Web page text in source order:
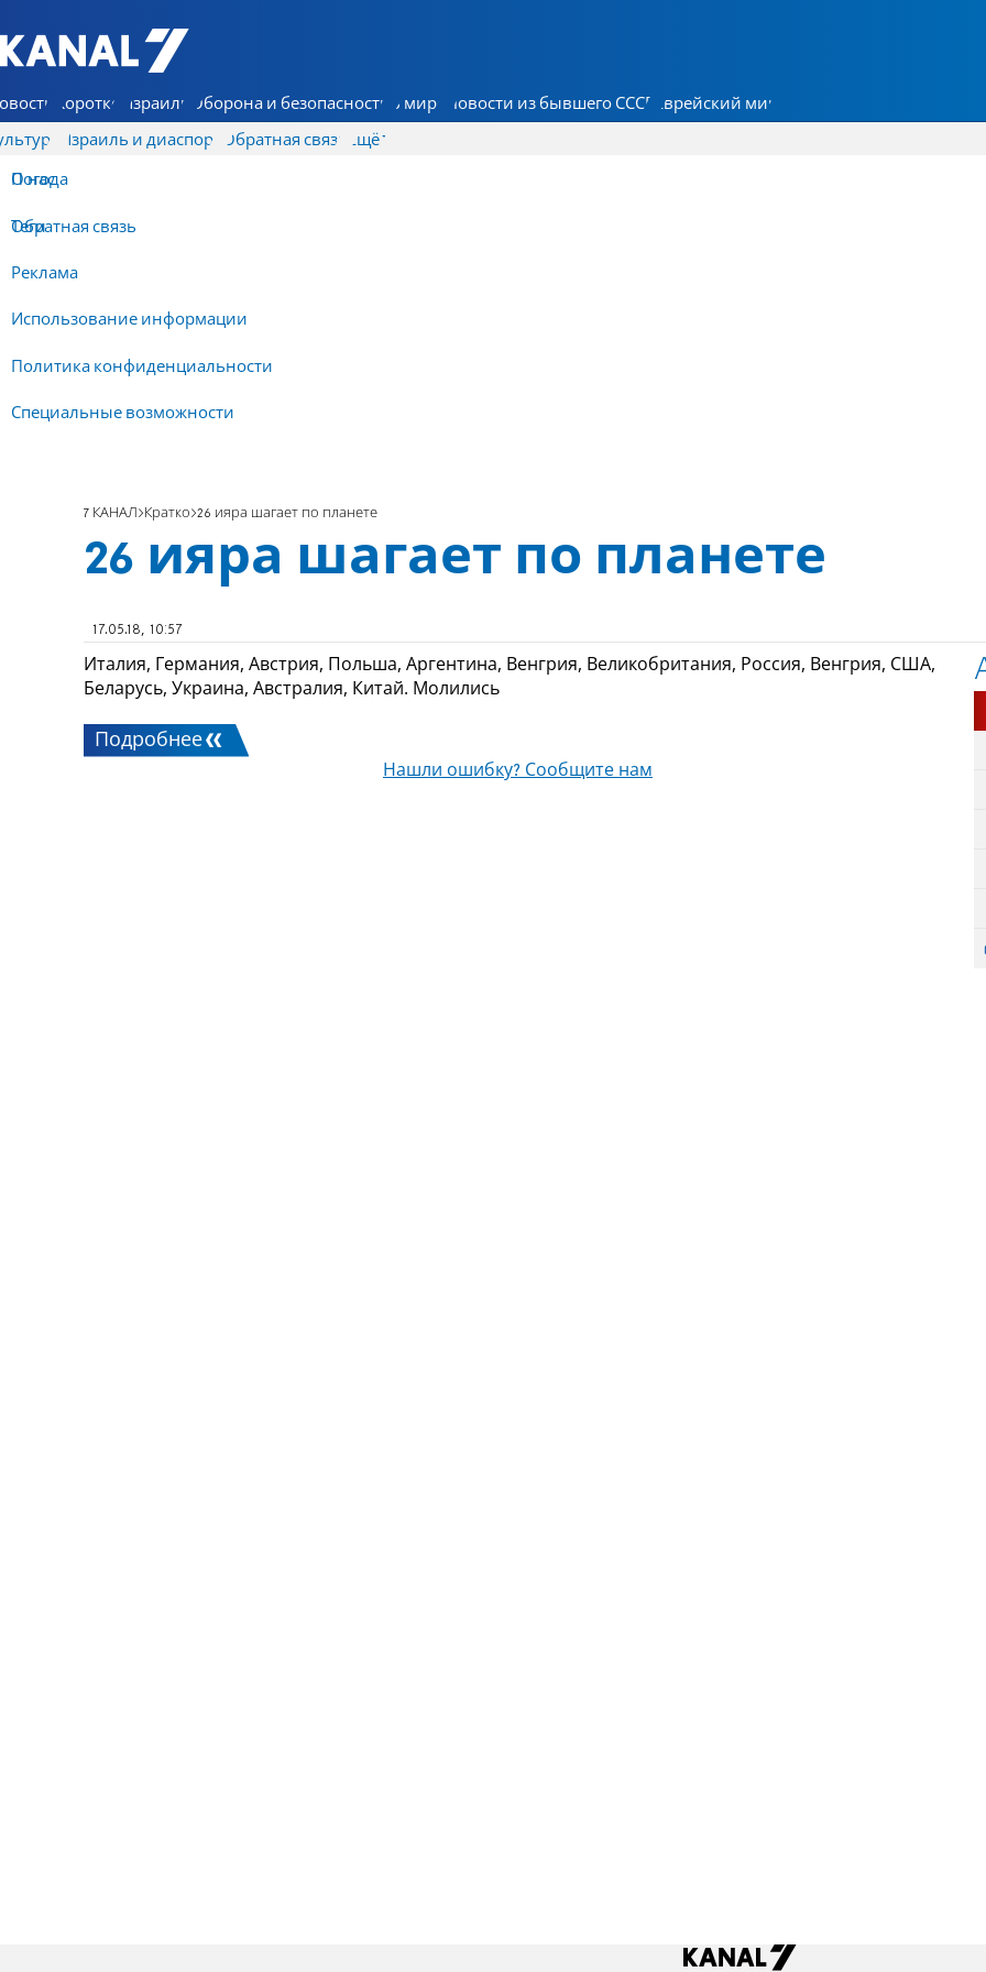
7 КАНАЛ - Аруц Шева
Коротко Израиль Оборона и безопасность В мире Новости из бывшего СССР Еврейский мир
Израиль и диаспора Обратная связь
О нас
Обратная связь
Реклама
Использование информации
Политика конфиденциальности
Специальные возможности
Ещё
Погода
Теги
7 КАНАЛ Кратко 26 ияра шагает по планете
26 ияра шагает по планете
17.05.18, 10:57
Италия, Германия, Австрия, Польша, Аргентина, Венгрия, Великобритания, Россия, Венгрия, США,
Беларусь, Украина, Австралия, Китай. Молились
Подробнее
Нашли ошибку? Сообщите нам